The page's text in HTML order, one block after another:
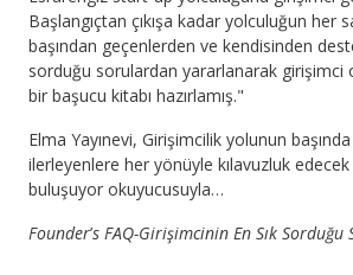
Başlangıçtan çıkışa kadar yolculuğun her
başından geçenlerden ve kendisinden
sorduğu sorulardan yararlanarak girişimci
bir başucu kitabı hazırlamış."
Elma Yayınevi, Girişimcilik yolunun
ilerleyenlere her yönüyle kılavuzluk
buluşuyor okuyucusuyla…
Founder’s FAQ-Girişimcinin En Sık Sorduğu